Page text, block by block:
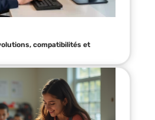
compatibilités et